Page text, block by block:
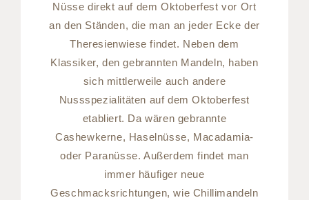
Nüsse direkt auf dem Oktoberfest vor Ort
an den Ständen, die man an jeder Ecke der
Theresienwiese findet. Neben dem
Klassiker, den gebrannten Mandeln, haben
sich mittlerweile auch andere
Nussspezialitäten auf dem Oktoberfest
etabliert. Da wären gebrannte
Cashewkerne, Haselnüsse, Macadamia-
oder Paranüsse. Außerdem findet man
immer häufiger neue
Geschmacksrichtungen, wie Chillimandeln